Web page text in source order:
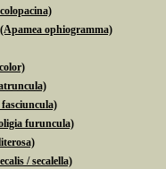
ophiogramma)
furuncula)
/ secalella)